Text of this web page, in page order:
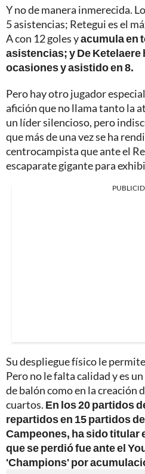
Y no de manera inmerecida.
5 asistencias; Retegui es el
A con 12 goles yacumula en
asistencias; y De Ketelaere
ocasiones y asistido en 8.
Pero hay otro jugador
afición que no llama tanto la
un líder silencioso, pero
que más de una vez se ha
centrocampista que ante el
escaparate gigante para
Su despliegue físico le
Pero no le falta calidad y es
de balón como en la creación
cuartos. En los 20 partidos
repartidos en 15 partidos
Campeones, ha sido titular
que se perdió fue ante el
'Champions' por